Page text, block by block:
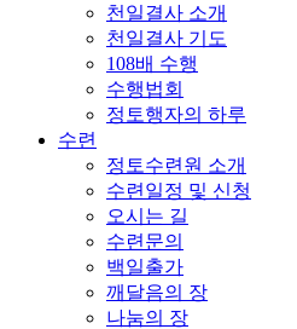
천일결사 소개
천일결사 기도
108배 수행
수행법회
정토행자의 하루
수련
정토수련원 소개
수련일정 및 신청
오시는 길
수련문의
백일출가
깨달음의 장
나눔의 장